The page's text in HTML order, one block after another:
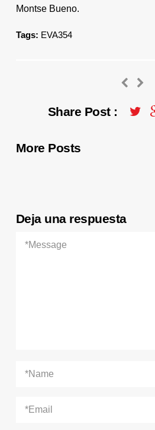
Montse Bueno.
Tags: EVA354
Share Post :
More Posts
Deja una respuesta